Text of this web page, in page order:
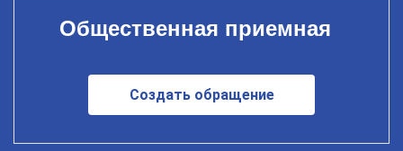
Общественная приемная
Создать обращение